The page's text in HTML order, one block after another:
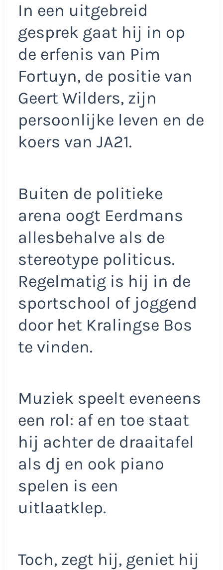
In een uitgebreid
gesprek gaat hij in op
de erfenis van Pim
Fortuyn, de positie van
Geert Wilders, zijn
persoonlijke leven en de
koers van JA21.
Buiten de politieke
arena oogt Eerdmans
allesbehalve als de
stereotype politicus.
Regelmatig is hij in de
sportschool of joggend
door het Kralingse Bos
te vinden.
Muziek speelt eveneens
een rol: af en toe staat
hij achter de draaitafel
als dj en ook piano
spelen is een
uitlaatklep.
Toch, zegt hij, geniet hij